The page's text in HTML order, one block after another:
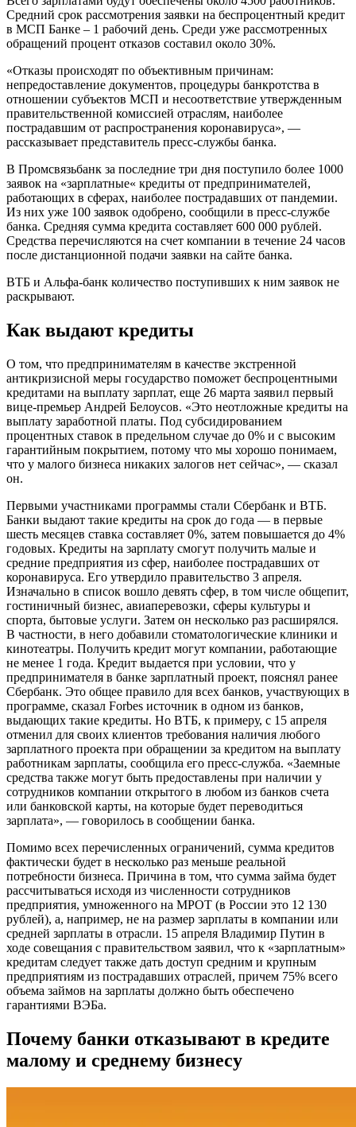
Средний срок рассмотрения заявки на беспроцентный кредит
в МСП Банке – 1 рабочий день. Среди уже рассмотренных
обращений процент отказов составил около 30%.
«Отказы происходят по объективным причинам:
непредоставление документов, процедуры банкротства в
отношении субъектов МСП и несоответствие утвержденным
правительственной комиссией отраслям, наиболее
пострадавшим от распространения коронавируса», —
рассказывает представитель пресс-службы банка.
В Промсвязьбанк за последние три дня поступило более 1000
заявок на «зарплатные« кредиты от предпринимателей,
работающих в сферах, наиболее пострадавших от пандемии.
Из них уже 100 заявок одобрено, сообщили в пресс-службе
банка. Средняя сумма кредита составляет 600 000 рублей.
Средства перечисляются на счет компании в течение 24 часов
после дистанционной подачи заявки на сайте банка.
ВТБ и Альфа-банк количество поступивших к ним заявок не
раскрывают.
Как выдают кредиты
О том, что предпринимателям в качестве экстренной
антикризисной меры государство поможет беспроцентными
кредитами на выплату зарплат, еще 26 марта заявил первый
вице-премьер Андрей Белоусов. «Это неотложные кредиты на
выплату заработной платы. Под субсидированием
процентных ставок в предельном случае до 0% и с высоким
гарантийным покрытием, потому что мы хорошо понимаем,
что у малого бизнеса никаких залогов нет сейчас», — сказал
он.
Первыми участниками программы стали Сбербанк и ВТБ.
Банки выдают такие кредиты на срок до года — в первые
шесть месяцев ставка составляет 0%, затем повышается до 4%
годовых. Кредиты на зарплату смогут получить малые и
средние предприятия из сфер, наиболее пострадавших от
коронавируса. Его утвердило правительство 3 апреля.
Изначально в список вошло девять сфер, в том числе общепит,
гостиничный бизнес, авиаперевозки, сферы культуры и
спорта, бытовые услуги. Затем он несколько раз расширялся.
В частности, в него добавили стоматологические клиники и
кинотеатры. Получить кредит могут компании, работающие
не менее 1 года. Кредит выдается при условии, что у
предпринимателя в банке зарплатный проект, пояснял ранее
Сбербанк. Это общее правило для всех банков, участвующих в
программе, сказал Forbes источник в одном из банков,
выдающих такие кредиты. Но ВТБ, к примеру, с 15 апреля
отменил для своих клиентов требования наличия любого
зарплатного проекта при обращении за кредитом на выплату
работникам зарплаты, сообщила его пресс-служба. «Заемные
средства также могут быть предоставлены при наличии у
сотрудников компании открытого в любом из банков счета
или банковской карты, на которые будет переводиться
зарплата», — говорилось в сообщении банка.
Помимо всех перечисленных ограничений, сумма кредитов
фактически будет в несколько раз меньше реальной
потребности бизнеса. Причина в том, что сумма займа будет
рассчитываться исходя из численности сотрудников
предприятия, умноженного на МРОТ (в России это 12 130
рублей), а, например, не на размер зарплаты в компании или
средней зарплаты в отрасли. 15 апреля Владимир Путин в
ходе совещания с правительством заявил, что к «зарплатным»
кредитам следует также дать доступ средним и крупным
предприятиям из пострадавших отраслей, причем 75% всего
объема займов на зарплаты должно быть обеспечено
гарантиями ВЭБа.
Почему банки отказывают в кредите
малому и среднему бизнесу